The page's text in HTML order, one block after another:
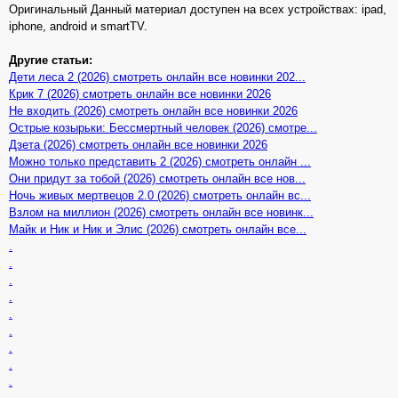
Оригинальный Данный материал доступен на всех устройствах: ipad,
iphone, android и smartTV.
Другие статьи:
Дети леса 2 (2026) смотреть онлайн все новинки 202...
Крик 7 (2026) смотреть онлайн все новинки 2026
Не входить (2026) смотреть онлайн все новинки 2026
Острые козырьки: Бессмертный человек (2026) смотре...
Дзета (2026) смотреть онлайн все новинки 2026
Можно только представить 2 (2026) смотреть онлайн ...
Они придут за тобой (2026) смотреть онлайн все нов...
Ночь живых мертвецов 2.0 (2026) смотреть онлайн вс...
Взлом на миллион (2026) смотреть онлайн все новинк...
Майк и Ник и Ник и Элис (2026) смотреть онлайн все...